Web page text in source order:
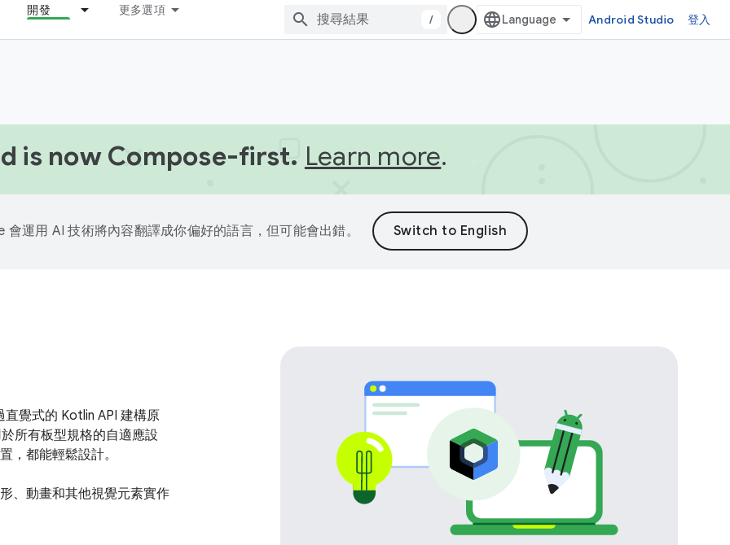
開發 更多選項
/ Android Studio 登入
is now Compose-first. Learn more.
會運用 AI 技術將內容翻譯成你偏好的語言，但可能會出錯。
覺式的 Kotlin API 建構原
所有板型規格的自適應設
，都能輕鬆設計。
、動畫和其他視覺元素實作